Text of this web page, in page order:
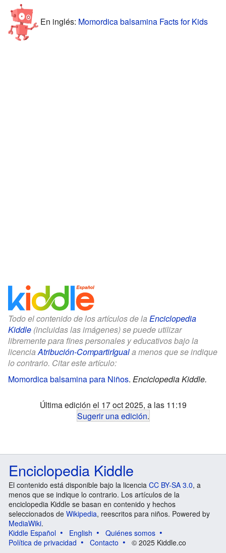
En inglés: Momordica balsamina Facts for Kids
Todo el contenido de los artículos de la Enciclopedia
Kiddle (incluidas las imágenes) se puede utilizar
libremente para fines personales y educativos bajo la
licenciaAtribución-CompartirIguala menos que se indique
lo contrario. Citar este artículo:
Momordica balsamina para Niños. Enciclopedia Kiddle.
Última edición el 17 oct 2025, a las 11:19
Sugerir una edición.
Enciclopedia Kiddle
El contenido está disponible bajo la licencia CC BY-SA 3.0, a
menos que se indique lo contrario. Los artículos de la
enciclopedia Kiddle se basan en contenido y hechos
seleccionados de Wikipedia, reescritos para niños. Powered by
MediaWiki.
Kiddle Español
English
Quiénes somos
Política de privacidad
Contacto © 2025 Kiddle.co